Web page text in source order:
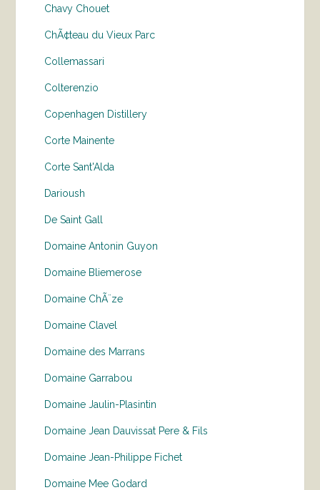
Chavy Chouet
ChÃ¢teau du Vieux Parc
Collemassari
Colterenzio
Copenhagen Distillery
Corte Mainente
Corte Sant'Alda
Darioush
De Saint Gall
Domaine Antonin Guyon
Domaine Bliemerose
Domaine ChÃ¨ze
Domaine Clavel
Domaine des Marrans
Domaine Garrabou
Domaine Jaulin-Plasintin
Domaine Jean Dauvissat Pere & Fils
Domaine Jean-Philippe Fichet
Domaine Mee Godard